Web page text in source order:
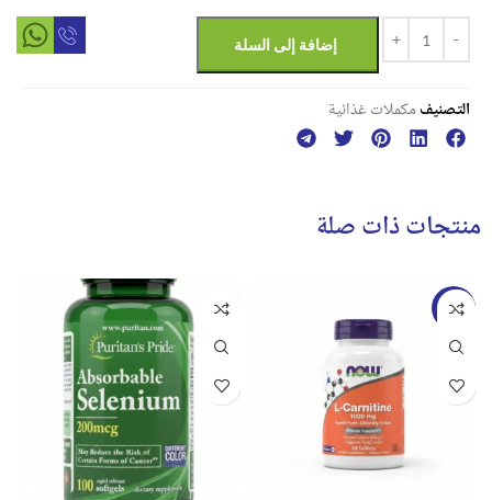
إضافة إلى السلة
التصنيفمكملات غذائية
منتجات ذات صلة
-33%